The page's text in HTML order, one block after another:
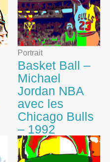
Portrait
Basket Ball –
Michael
Jordan NBA
avec les
Chicago Bulls
– 1992